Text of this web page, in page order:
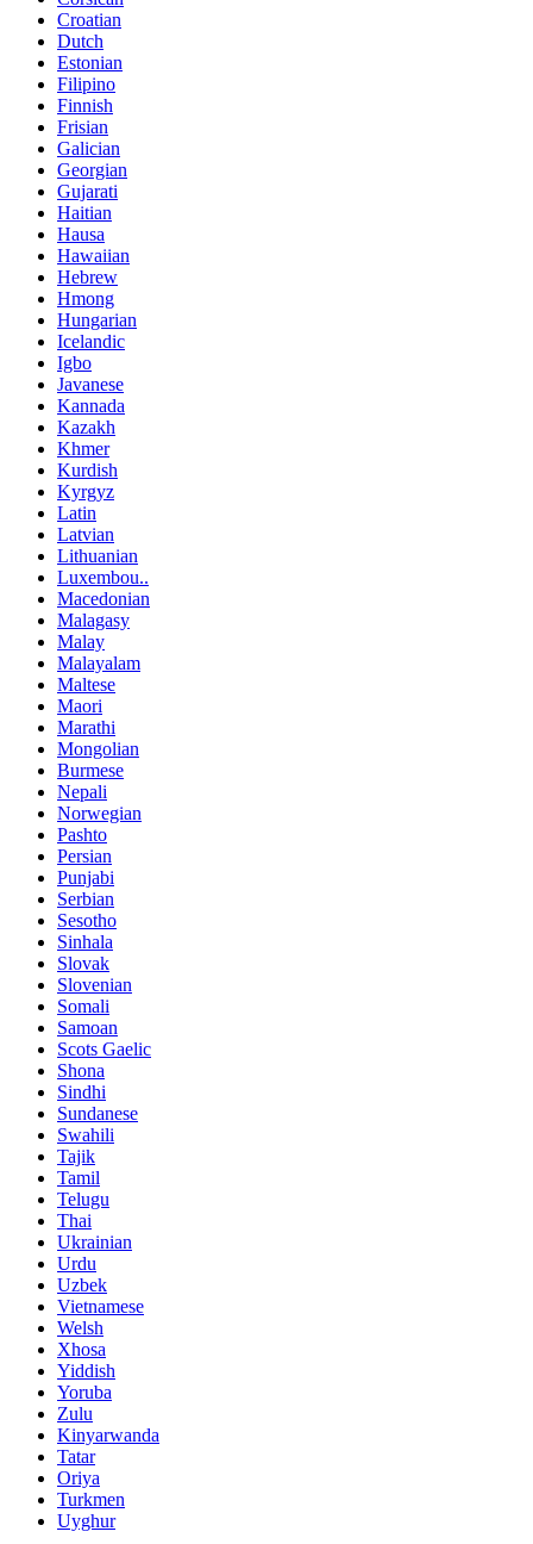
Croatian
Dutch
Estonian
Filipino
Finnish
Frisian
Galician
Georgian
Gujarati
Haitian
Hausa
Hawaiian
Hebrew
Hmong
Hungarian
Icelandic
Igbo
Javanese
Kannada
Kazakh
Khmer
Kurdish
Kyrgyz
Latin
Latvian
Lithuanian
Luxembou..
Macedonian
Malagasy
Malay
Malayalam
Maltese
Maori
Marathi
Mongolian
Burmese
Nepali
Norwegian
Pashto
Persian
Punjabi
Serbian
Sesotho
Sinhala
Slovak
Slovenian
Somali
Samoan
Scots Gaelic
Shona
Sindhi
Sundanese
Swahili
Tajik
Tamil
Telugu
Thai
Ukrainian
Urdu
Uzbek
Vietnamese
Welsh
Xhosa
Yiddish
Yoruba
Zulu
Kinyarwanda
Tatar
Oriya
Turkmen
Uyghur